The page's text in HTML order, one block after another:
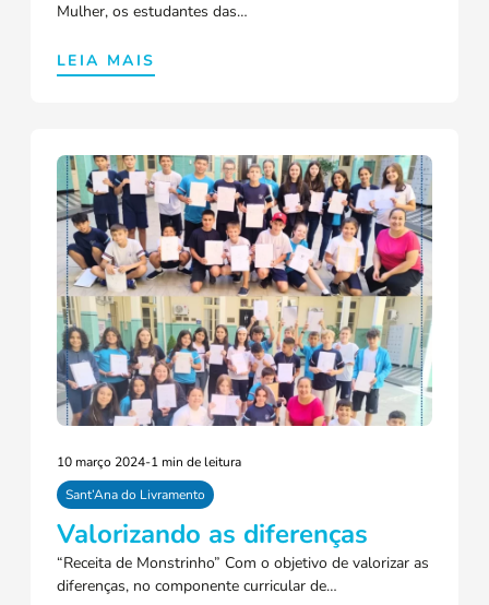
Mulher, os estudantes das…
LEIA MAIS
10 março 2024-1 min de leitura
Sant’Ana do Livramento
Valorizando as diferenças
“Receita de Monstrinho” Com o objetivo de valorizar as
diferenças, no componente curricular de…